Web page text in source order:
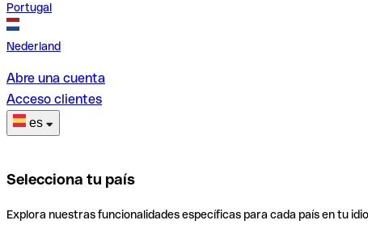
Portugal
Nederland
Abre una cuenta
Acceso clientes
es
Selecciona tu país
Explora nuestras funcionalidades específicas para cada país en tu